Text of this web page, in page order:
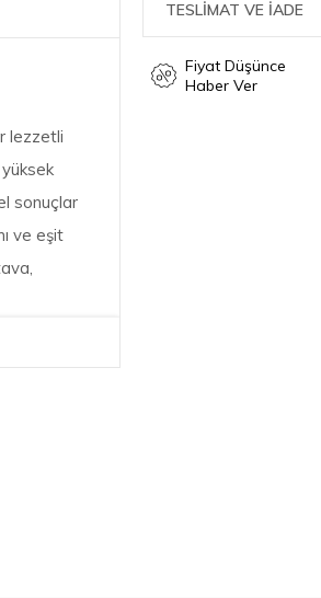
lezzetli
yüksek
sonuçlar
ve eşit
TESLİMAT VE İADE
Fiyat Düşünce
Haber Ver